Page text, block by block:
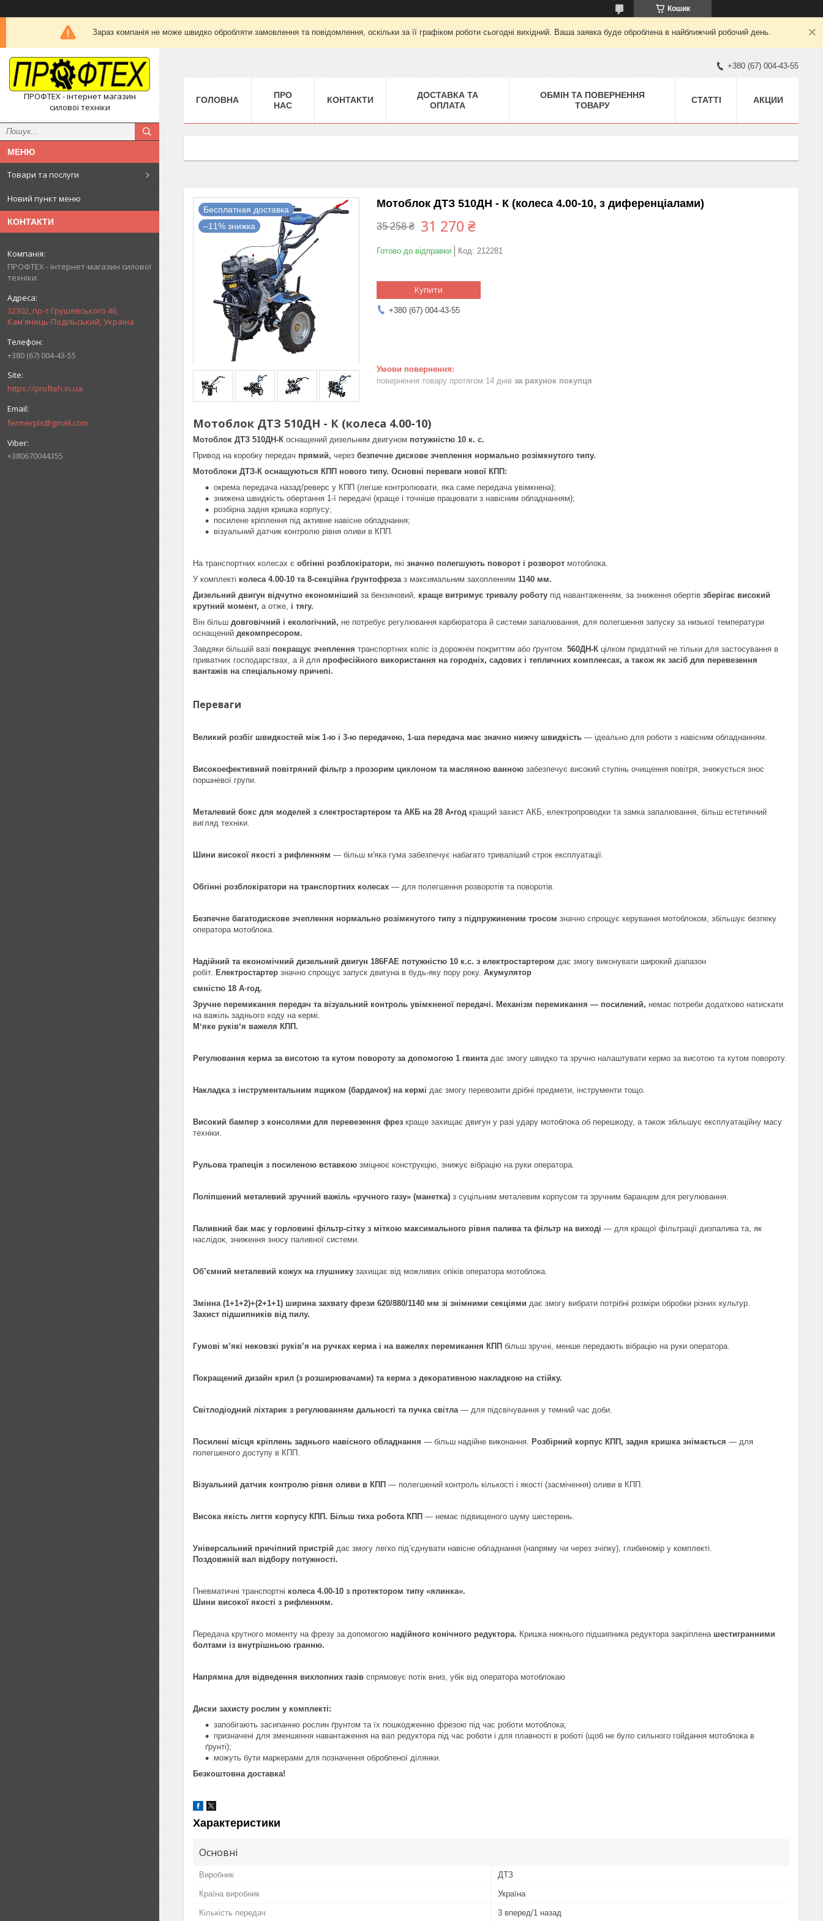
Кошик
Зараз компанія не може швидко обробляти замовлення та повідомлення, оскільки за її графіком роботи сьогодні вихідний. Ваша заявка буде оброблена в найближчий робочий день.
ПРОФТЕХ - інтернет магазин
силової техніки
Товари та послуги
Новий пункт меню
КОНТАКТИ
ПРОФТЕХ - інтернет-магазин силової
техніки.
32302, пр-т Грушевського 46,
Кам'янець-Подільський, Україна
+380 (67) 004-43-55
https://profteh.in.ua
fermerpls@gmail.com
+380670044355
+380 (67) 004-43-55
ГОЛОВНА
ПРО
НАС
КОНТАКТИ
ДОСТАВКА ТА
ОПЛАТА
ОБМІН ТА ПОВЕРНЕННЯ
ТОВАРУ
СТАТТІ АКЦИИ
–11%
Бесплатная доставка Мотоблок ДТЗ 510ДН - К (колеса 4.00-10, з диференціалами)
35 258 ₴ 31 270 ₴
Готово до відправки Код: 212281
Купити
+380 (67) 004-43-55
повернення товару протягом 14 днів за рахунок покупця
Мотоблок ДТЗ 510ДН - К (колеса 4.00-10)
Мотоблок ДТЗ 510ДН-К оснащений дизельним двигуном потужністю 10 к. с.
Привод на коробку передач прямий, через безпечне дискове зчеплення нормально розімкнутого типу.
Мотоблоки ДТЗ-К оснащуються КПП нового типу. Основні переваги нової КПП:
окрема передача назад/реверс у КПП (легше контролювати, яка саме передача увімкнена);
знижена швидкість обертання 1-ї передачі (краще і точніше працювати з навісним обладнанням);
розбірна задня кришка корпусу;
посилене кріплення під активне навісне обладнання;
візуальний датчик контролю рівня оливи в КПП.
На транспортних колесах є обгінні розблокіратори, які значно полегшують поворот і розворот мотоблока.
У комплекті колеса 4.00-10 та 8-секційна ґрунтофреза з максимальним захопленням 1140 мм.
Дизельний двигун відчутно економніший за бензиновий, краще витримує тривалу роботу під навантаженням, за зниження обертів зберігає високий
крутний момент, а отже, і тягу.
Він більш довговічний і екологічний, не потребує регулювання карбюратора й системи запалювання, для полегшення запуску за низької температури
оснащений декомпресором.
Завдяки більшій вазі покращує зчеплення транспортних коліс із дорожнім покриттям або ґрунтом. 560ДН-К цілком придатний не тільки для застосування в
приватних господарствах, а й для професійного використання на городніх, садових і тепличних комплексах, а також як засіб для перевезення
вантажів на спеціальному причепі.
Переваги
Великий розбіг швидкостей між 1-ю і 3-ю передачею, 1-ша передача має значно нижчу швидкість — ідеально для роботи з навісним обладнанням.
Високоефективний повітряний фільтр з прозорим циклоном та масляною ванною забезпечує високий ступінь очищення повітря, знижується знос
поршневої групи.
Металевий бокс для моделей з єлектростартером та АКБ на 28 А•год кращий захист АКБ, електропроводки та замка запалювання, більш естетичний
вигляд техніки.
Шини високої якості з рифленням — більш м'яка гума забезпечує набагато триваліший строк експлуатації.
Обгінні розблокіратори на транспортних колесах — для полегшення розворотів та поворотів.
Безпечне багатодискове зчеплення нормально розімкнутого типу з підпружиненим тросом значно спрощує керування мотоблоком, збільшує безпеку
оператора мотоблока.
Надійний та економічний дизельний двигун 186FАЕ потужністю 10 к.с. з електростартером дає змогу виконувати широкий діапазон
робіт. Електростартер значно спрощує запуск двигуна в будь-яку пору року. Акумулятор
ємністю 18 A∙год.
Зручне перемикання передач та візуальний контроль увімкненої передачі. Механізм перемикання — посилений, немає потреби додатково натискати
на важіль заднього ходу на кермі.
Мʼяке руківʼя важеля КПП.
Регулювання керма за висотою та кутом повороту за допомогою 1 гвинта дає змогу швидко та зручно налаштувати кермо за висотою та кутом повороту.
Накладка з інструментальним ящиком (бардачок) на кермі дає змогу перевозити дрібні предмети, інструменти тощо.
Високий бампер з консолями для перевезення фрез краще захищає двигун у разі удару мотоблока об перешкоду, а також збільшує експлуатаційну масу
техніки.
Рульова трапеція з посиленою вставкою зміцнює конструкцію, знижує вібрацію на руки оператора.
Поліпшений металевий зручний важіль «ручного газу» (манетка) з суцільним металевим корпусом та зручним баранцем для регулювання.
Паливний бак має у горловині фільтр-сітку з міткою максимального рівня палива та фільтр на виході — для кращої фільтрації дизпалива та, як
наслідок, зниження зносу паливної системи.
Об’ємний металевий кожух на глушнику захищає від можливих опіків оператора мотоблока.
Змінна (1+1+2)+(2+1+1) ширина захвату фрези 620/880/1140 мм зі знімними секціями дає змогу вибрати потрібні розміри обробки різних культур.
Захист підшипників від пилу.
Гумові м’які нековзкі руків’я на ручках керма і на важелях перемикання КПП більш зручні, менше передають вібрацію на руки оператора.
Покращений дизайн крил (з розширювачами) та керма з декоративною накладкою на стійку.
Світлодіодний ліхтарик з регулюванням дальності та пучка світла — для підсвічування у темний час доби.
Посилені місця кріплень заднього навісного обладнання — більш надійне виконання. Розбірний корпус КПП, задня кришка знімається — для
полегшеного доступу в КПП.
Візуальний датчик контролю рівня оливи в КПП — полегшений контроль кількості і якості (засмічення) оливи в КПП.
Висока якість лиття корпусу КПП. Більш тиха робота КПП — немає підвищеного шуму шестерень.
Універсальний причіпний пристрій дає змогу легко під’єднувати навісне обладнання (напряму чи через зчіпку), глибиномір у комплекті.
Поздовжній вал відбору потужності.
Пневматичні транспортні колеса 4.00-10 з протектором типу «ялинка».
Шини високої якості з рифленням.
Передача крутного моменту на фрезу за допомогою надійного конічного редуктора. Кришка нижнього підшипника редуктора закріплена шестигранними
болтами із внутрішньою гранню.
Напрямна для відведення вихлопних газів спрямовує потік вниз, убік від оператора мотоблокаю
Диски захисту рослин у комплекті:
запобігають засипанню рослин ґрунтом та їх пошкодженню фрезою під час роботи мотоблока;
призначені для зменшення навантаження на вал редуктора під час роботи і для плавності в роботі (щоб не було сильного гойдання мотоблока в
ґрунті);
можуть бути маркерами для позначення обробленої ділянки.
Безкоштовна доставка!
Характеристики
Основні
Виробник ДТЗ
Країна виробник Україна
Кількість передач 3 вперед/1 назад